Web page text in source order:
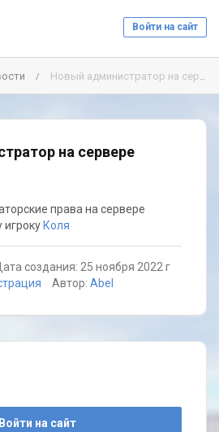
Войти на сайт
/ Новый администратор на сервере War3FT - Коля
на сервере
права на сервере
игроку Коля
создания: 25 ноября 2022 г
Автор: Abel
Войти на сайт